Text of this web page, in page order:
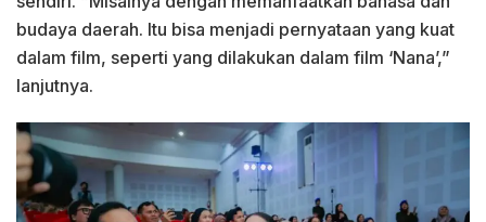
budaya daerah. Itu bisa menjadi pernyataan yang kuat
dalam film, seperti yang dilakukan dalam film ‘Nana’,”
lanjutnya.